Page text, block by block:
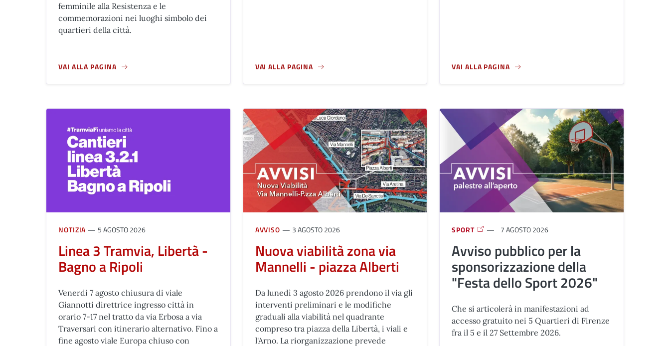
femminile alla Resistenza e le
commemorazioni nei luoghi simbolo dei
quartieri della città.
VAI ALLA PAGINA
A PROPOSITO DI 11 AGOSTO, LE CELEBRAZIONI PER L'82° ANNIVERSARIO DELLA LIBERAZIONE DI FIRENZE
VAI ALLA PAGINA
A PROPOSITO DI PIAZZA SAN MARCO: LAVORI PER POSA DEL NUOVO ASFALTO
VAI ALLA PAGINA
A PROPOSITO DI CARTA D'IDENTITÀ
NOTIZIA 5 AGOSTO 2026
Linea 3 Tramvia, Libertà -
Bagno a Ripoli
Venerdì 7 agosto chiusura di viale
Giannotti direttrice ingresso città in
orario 7-17 nel tratto da via Erbosa a via
Traversari con itinerario alternativo. Fino a
fine agosto viale Europa chiuso con
AVVISO 3 AGOSTO 2026
Nuova viabilità zona via
Mannelli - piazza Alberti
Da lunedì 3 agosto 2026 prendono il via gli
interventi preliminari e le modifiche
graduali alla viabilità nel quadrante
compreso tra piazza della Libertà, i viali e
l'Arno. La riorganizzazione prevede
SPORT 7 AGOSTO 2026
Avviso pubblico per la
sponsorizzazione della
"Festa dello Sport 2026"
Che si articolerà in manifestazioni ad
accesso gratuito nei 5 Quartieri di Firenze
fra il 5 e il 27 Settembre 2026.